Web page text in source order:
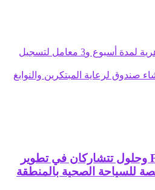
بدء تنسيق الثانوية الأزهرية لمدة أسبوع و3 معامل لتسجيل
صندوق لرعاية المبتكرين والنوابغ
FEDIS وحلول تتشاركان في تطوير
للسياحة الصحية بالمنطقة